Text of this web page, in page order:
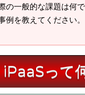
の一般的な課題は何
例を教えてください。
iPaaSって